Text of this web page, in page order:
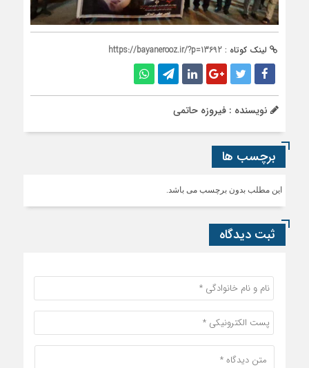
لینک کوتاه : https://bayanerooz.ir/?p=13692
نویسنده : فیروزه حاتمی
برچسب ها
این مطلب بدون برچسب می باشد.
ثبت دیدگاه